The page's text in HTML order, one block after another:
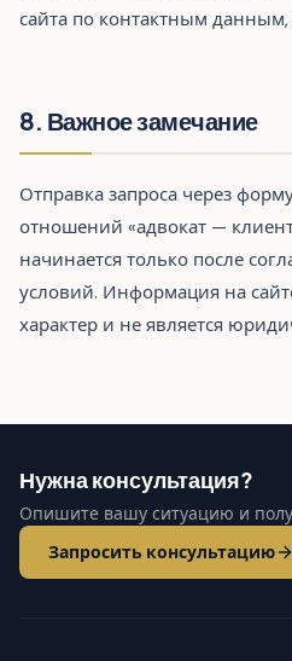
сайта по контактным данным,
8. Важное замечание
Отправка запроса через
отношений «адвокат —
начинается только после
условий. Информация на
характер и не является
Нужна консультация?
Опишите вашу ситуацию и
Запросить консультацию